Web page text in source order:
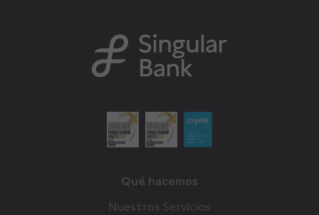
Qué hacemos
Nuestros Servicios